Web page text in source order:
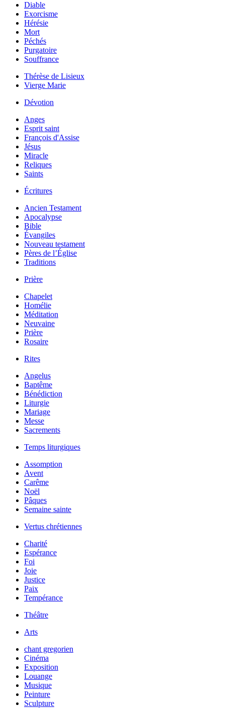
Diable
Exorcisme
Hérésie
Mort
Péchés
Purgatoire
Souffrance
Thérèse de Lisieux
Vierge Marie
Dévotion
Anges
Esprit saint
François d'Assise
Jésus
Miracle
Reliques
Saints
Écritures
Ancien Testament
Apocalypse
Bible
Évangiles
Nouveau testament
Pères de l’Église
Traditions
Prière
Chapelet
Homélie
Méditation
Neuvaine
Prière
Rosaire
Rites
Angelus
Baptême
Bénédiction
Liturgie
Mariage
Messe
Sacrements
Temps liturgiques
Assomption
Avent
Carême
Noël
Pâques
Semaine sainte
Vertus chrétiennes
Charité
Espérance
Foi
Joie
Justice
Paix
Tempérance
Théâtre
Arts
chant gregorien
Cinéma
Exposition
Louange
Musique
Peinture
Sculpture